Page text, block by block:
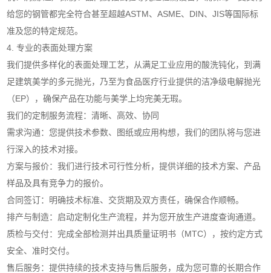
给您的钢管都完全符合甚至超越ASTM、ASME、DIN、JIS等国际标
准及您的特定规范。
4. 专业的表面处理方案
我们提供多样化的表面处理工艺，从满足工业应用的酸洗钝化，到满
足建筑美学的多元抛光，乃至为食品医疗行业提供的洁净级电解抛光
（EP），确保产品在功能与美学上均完美无瑕。
我们的定制服务流程：清晰、高效、协同
需求沟通：您提供技术参数、图纸或应用构想，我们的团队将与您进
行深入的技术对接。
方案与报价：我们进行技术可行性分析，提供详细的技术方案、产品
样品及具有竞争力的报价。
合同签订：明确技术标准、交货期及双方责任，确保合作顺畅。
排产与制造：启动定制化生产流程，并为您开放生产进度查询通道。
质检与交付：完成全部检测并出具质量证明书（MTC），按约定方式
安全、准时交付。
售后服务：提供持续的技术支持与售后服务，成为您可靠的长期合作